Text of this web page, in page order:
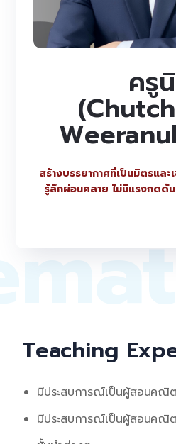
ครู
สร้างบรรยากาศที่เป็นมิตรและ
รู้สึกผ่อนคลาย ไม่มีแรงกดดั
Teaching
มีประสบการณ์เป็นผู้สอนคณิ
มีประสบการณ์เป็นผู้สอนคณิต